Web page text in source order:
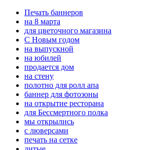
Печать баннеров
на 8 марта
для цветочного магазина
С Новым годом
на выпускной
на юбилей
продается дом
на стену
полотно для ролл апа
баннер для фотозоны
на открытие ресторана
для Бессмертного полка
мы открылись
с люверсами
печать на сетке